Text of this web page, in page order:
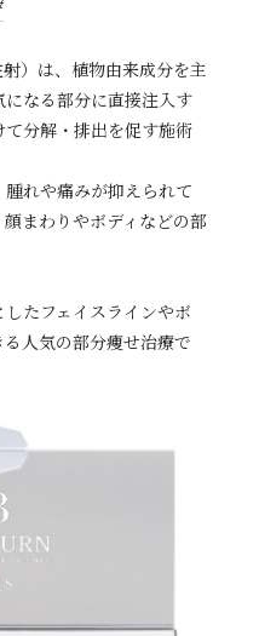
）は、植物由来成分を主
なる部分に直接注入す
分解・排出を促す施術
れや痛みが抑えられて
まわりやボディなどの部
たフェイスラインやボ
人気の部分痩せ治療で